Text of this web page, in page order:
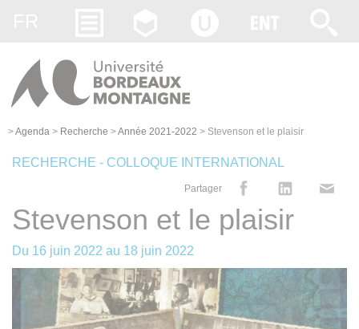
>Agenda > Recherche >Année 2021-2022 > Stevenson et le plaisir
RECHERCHE - COLLOQUE INTERNATIONAL
Partager
Stevenson et le plaisir
Du 16 juin 2022 au 18 juin 2022